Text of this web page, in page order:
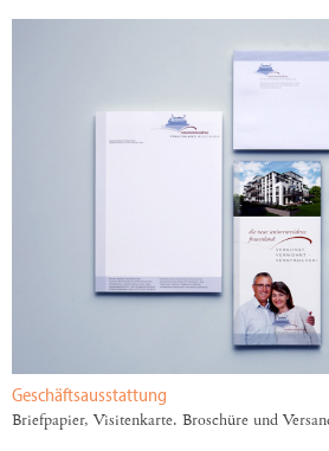
Geschäftsausstattung
Briefpapier, Visitenkarte. Broschüre und